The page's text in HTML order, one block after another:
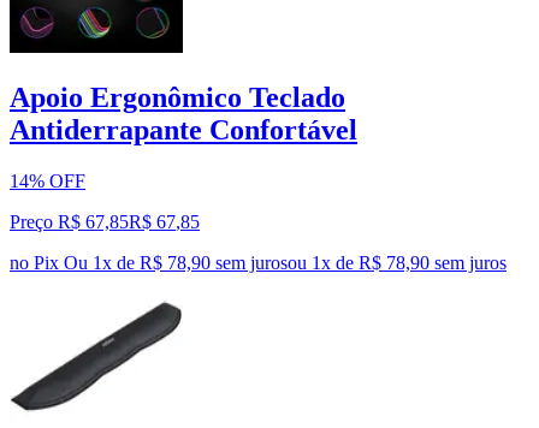
Apoio Ergonômico Teclado
Antiderrapante Confortável
14% OFF
Preço R$ 67,85R$ 67,85
no Pix Ou 1x de R$ 78,90 sem jurosou 1x de R$ 78,90 sem juros